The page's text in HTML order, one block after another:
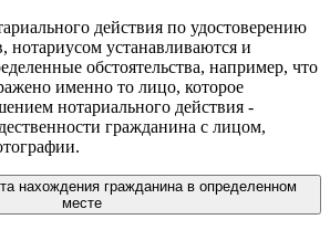
действия по удостоверению
нотариусом устанавливаются и
обстоятельства, например, что
именно то лицо, которое
нотариального действия -
гражданина с лицом,
нахождения гражданина в определенном
месте